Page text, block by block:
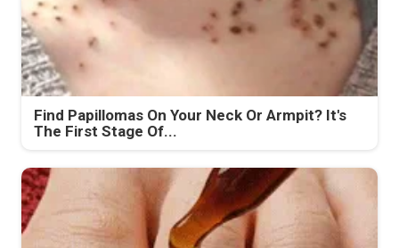
Find Papillomas On Your Neck Or Armpit? It's
The First Stage Of...